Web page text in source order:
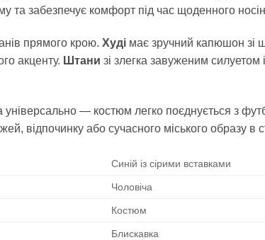
та забезпечує комфорт під час щоденного
прямого крою. Худімає зручний капюшон зі
акценту. Штани зі злегка завуженим
універсально — костюм легко поєднується з
відпочинку або сучасного міського образу в
Синій із сірими вставками
Чоловіча
Костюм
Блискавка